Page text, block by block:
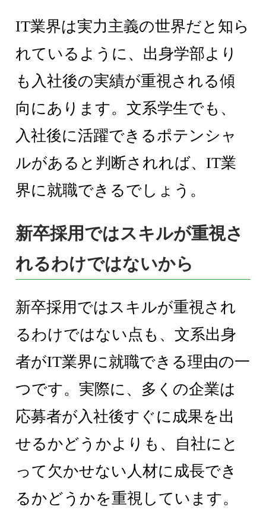
IT業界は実力主義の世界だと知ら
れているように、出身学部より
も入社後の実績が重視される傾
向にあります。文系学生でも、
入社後に活躍できるポテンシャ
ルがあると判断されれば、IT業
界に就職できるでしょう。
新卒採用ではスキルが重視さ
れるわけではないから
新卒採用ではスキルが重視され
るわけではない点も、文系出身
者がIT業界に就職できる理由の一
つです。実際に、多くの企業は
応募者が入社後すぐに成果を出
せるかどうかよりも、自社にと
って欠かせない人材に成長でき
るかどうかを重視しています。